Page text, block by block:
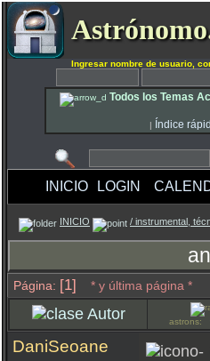
Ingresar nombre de usuario,
Todos los Temas
| Índice
INICIO LOGIN
INICIO / instrumental,
Página: [1] * y última página *
Autor astrons:
DaniSeoane